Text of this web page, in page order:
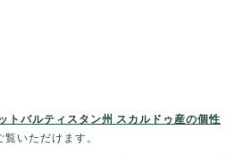
トバルティスタン州 スカルドゥ産の個性
覧いただけます。